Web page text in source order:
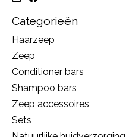
Categorieën
Haarzeep
Zeep
Conditioner bars
Shampoo bars
Zeep accessoires
Sets